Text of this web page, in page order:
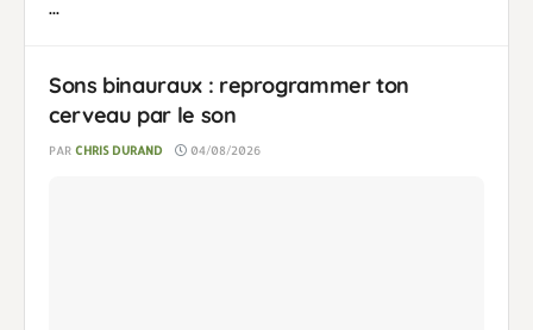
...
Sons binauraux : reprogrammer ton
cerveau par le son
PAR CHRIS DURAND 04/08/2026